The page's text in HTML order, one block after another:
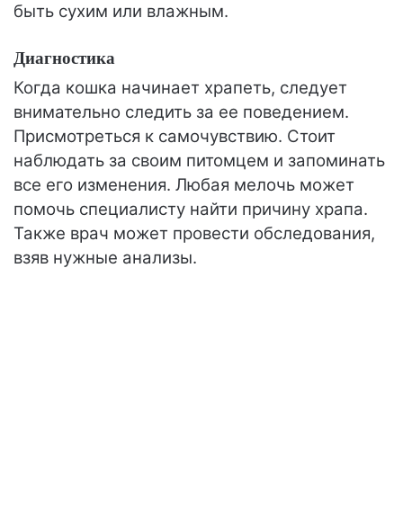
быть сухим или влажным.
Диагностика
Когда кошка начинает храпеть, следует
внимательно следить за ее поведением.
Присмотреться к самочувствию. Стоит
наблюдать за своим питомцем и запоминать
все его изменения. Любая мелочь может
помочь специалисту найти причину храпа.
Также врач может провести обследования,
взяв нужные анализы.